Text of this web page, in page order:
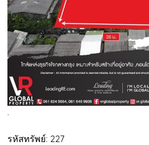
.
รหัสทรัพย์: 227